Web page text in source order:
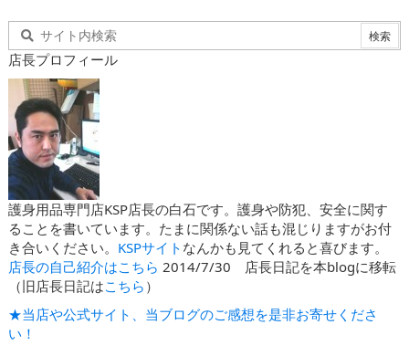
店長プロフィール
護身用品専門店KSP店長の白石です。護身や防犯、安全に関す
ることを書いています。たまに関係ない話も混じりますがお付
き合いください。 KSPサイト なんかも見てくれると喜びます。
店長の自己紹介はこちら 2014/7/30 店長日記を本blogに移転
（旧店長日記はこちら ）
★当店や公式サイト、当ブログのご感想を是非お寄せくださ
い！